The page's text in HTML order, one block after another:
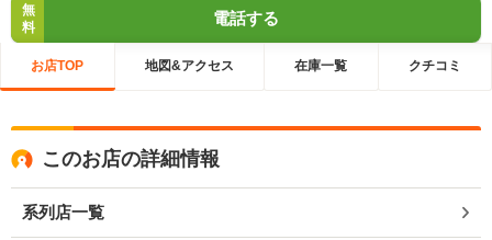
無
料
電話する
お店TOP 地図&アクセス 在庫一覧 クチコミ
このお店の詳細情報
系列店一覧